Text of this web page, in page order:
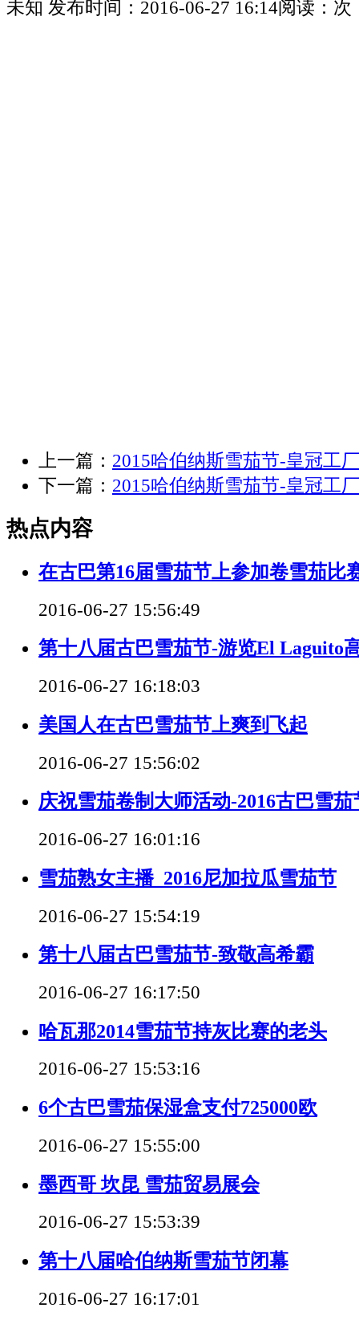
未知 发布时间： 2016-06-27 16:14阅读： 次
上一篇： 2015哈伯纳斯雪茄节-皇冠工
下一篇： 2015哈伯纳斯雪茄节-皇冠工
热点内容
在古巴第16届雪茄节上参加卷雪茄比
2016-06-27 15:56:49
第十八届古巴雪茄节-游览El Laguito
2016-06-27 16:18:03
美国人在古巴雪茄节上爽到飞起
2016-06-27 15:56:02
庆祝雪茄卷制大师活动-2016古巴雪茄
2016-06-27 16:01:16
雪茄熟女主播_2016尼加拉瓜雪茄节
2016-06-27 15:54:19
第十八届古巴雪茄节-致敬高希霸
2016-06-27 16:17:50
哈瓦那2014雪茄节持灰比赛的老头
2016-06-27 15:53:16
6个古巴雪茄保湿盒支付725000欧
2016-06-27 15:55:00
墨西哥 坎昆 雪茄贸易展会
2016-06-27 15:53:39
第十八届哈伯纳斯雪茄节闭幕
2016-06-27 16:17:01